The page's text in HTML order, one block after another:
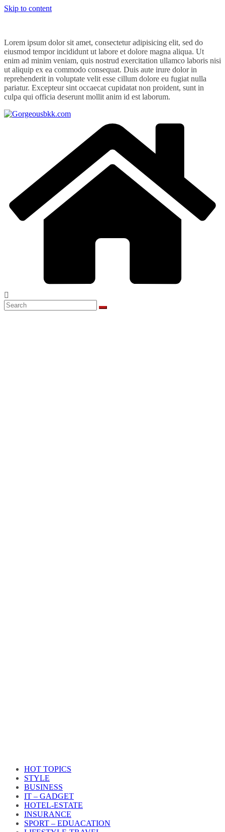
Skip to content
Lorem ipsum dolor sit amet, consectetur adipisicing elit, sed do
eiusmod tempor incididunt ut labore et dolore magna aliqua. Ut
enim ad minim veniam, quis nostrud exercitation ullamco laboris nisi
ut aliquip ex ea commodo consequat. Duis aute irure dolor in
reprehenderit in voluptate velit esse cillum dolore eu fugiat nulla
pariatur. Excepteur sint occaecat cupidatat non proident, sunt in
culpa qui officia deserunt mollit anim id est laborum.
HOT TOPICS
STYLE
BUSINESS
IT – GADGET
HOTEL-ESTATE
INSURANCE
SPORT – EDUACATION